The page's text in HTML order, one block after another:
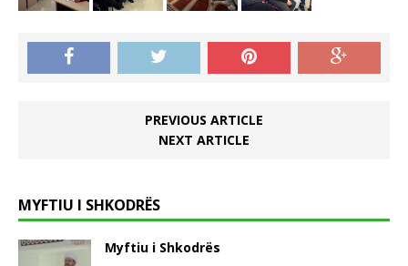
PREVIOUS ARTICLE
NEXT ARTICLE
MYFTIU I SHKODRËS
Myftiu i Shkodrës